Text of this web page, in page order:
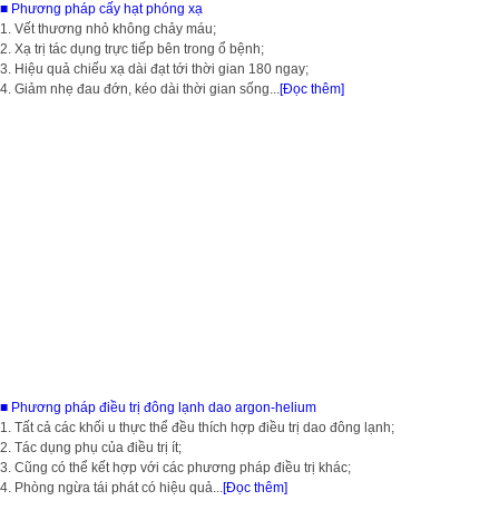
■ Phương pháp cấy hạt phóng xạ
1. Vết thương nhỏ không chảy máu;
2. Xạ trị tác dụng trực tiếp bên trong ổ bệnh;
3. Hiệu quả chiếu xạ dài đạt tới thời gian 180 ngay;
4. Giảm nhẹ đau đớn, kéo dài thời gian sống...[Đọc thêm]
■ Phương pháp điều trị đông lạnh dao argon-helium
1. Tất cả các khối u thực thể đều thích hợp điều trị dao đông lạnh;
2. Tác dụng phụ của điều trị ít;
3. Cũng có thể kết hợp với các phương pháp điều trị khác;
4. Phòng ngừa tái phát có hiệu quả...[Đọc thêm]